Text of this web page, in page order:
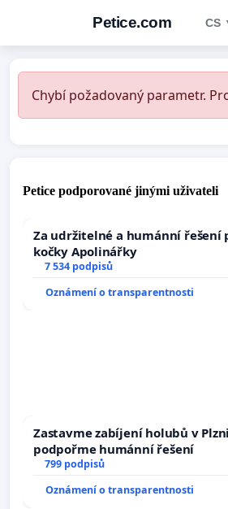
Petice.com CS
Chybí požadovaný parametr.
Petice podporované jinými uživateli
Za udržitelné a humánní řešení
kočky Apolinářky
7 534 podpisů
Oznámení o transparentnosti
Zastavme zabíjení holubů v
podpořme humánní řešení
799 podpisů
Oznámení o transparentnosti